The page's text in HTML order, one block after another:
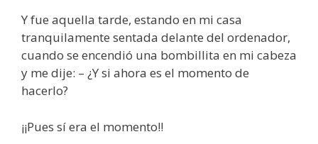
Y fue aquella tarde, estando en mi casa
tranquilamente sentada delante del ordenador,
cuando se encendió una bombillita en mi cabeza
y me dije: – ¿Y si ahora es el momento de
hacerlo?
¡¡Pues sí era el momento!!